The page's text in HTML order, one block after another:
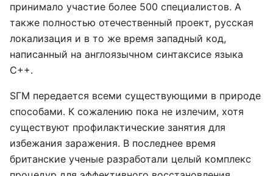
принимало участие более 500 специалистов. А
также полностью отечественный проект, русская
локализация и в то же время западный код,
написанный на англоязычном синтаксисе языка
С++.
SГМ передается всеми существующими в природе
способами. К сожалению пока не излечим, хотя
существуют профилактические занятия для
избежания заражения. В последнее время
британские ученые разработали целый комплекс